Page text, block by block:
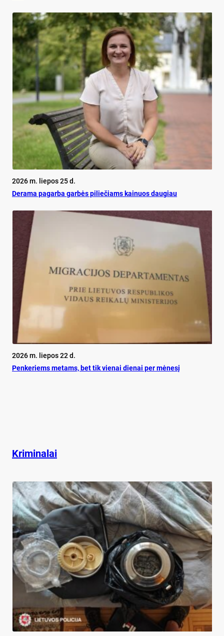
2026 m. liepos 25 d.
De­ra­ma pa­gar­ba gar­bės pi­lie­čiams kai­nuos dau­giau
2026 m. liepos 22 d.
Pen­ke­riems me­tams, bet tik vie­nai die­nai per mė­ne­sį
Kriminalai